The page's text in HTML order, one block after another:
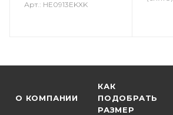
Арт.: HE0913EKXK
О КОМПАНИИ
КАК
ПОДОБРАТЬ
РАЗМЕР